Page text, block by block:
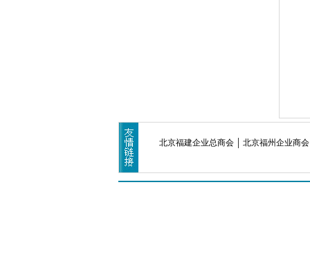
北京福建企业总商会 北京福州企业商会